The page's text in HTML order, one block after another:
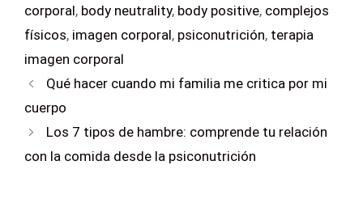
corporal, body neutrality, body positive, complejos
físicos, imagen corporal, psiconutrición, terapia
imagen corporal
Qué hacer cuando mi familia me critica por mi
cuerpo
Los 7 tipos de hambre: comprende tu relación
con la comida desde la psiconutrición